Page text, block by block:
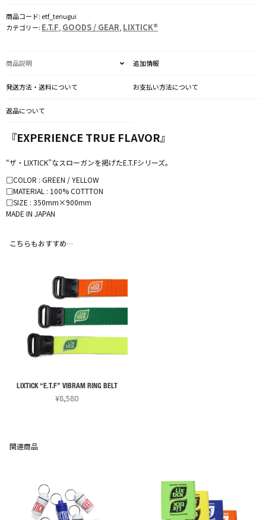
商品コード: etf_tenugui
カテゴリー: E.T.F GOODS / GEAR LIXTICK®
商品説明 追加情報
発送方法・送料について お支払い方法について
返品について
『EXPERIENCE TRUE FLAVOR』
“ザ・LIXTICK”なスローガンを掲げたE.T.Fシリーズ。
□COLOR : GREEN / YELLOW
□MATERIAL : 100% COTTTON
□SIZE : 350mm×900mm
MADE IN JAPAN
こちらもおすすめ…
LIXTICK “E.T.F” VIBRAM RING BELT
¥8,580
は
複
数
関連商品